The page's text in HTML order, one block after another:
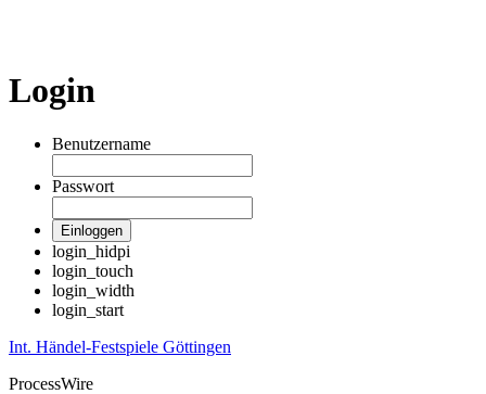
Login
Benutzername
Passwort
Einloggen
login_hidpi
login_touch
login_width
login_start
Int. Händel-Festspiele Göttingen
ProcessWire